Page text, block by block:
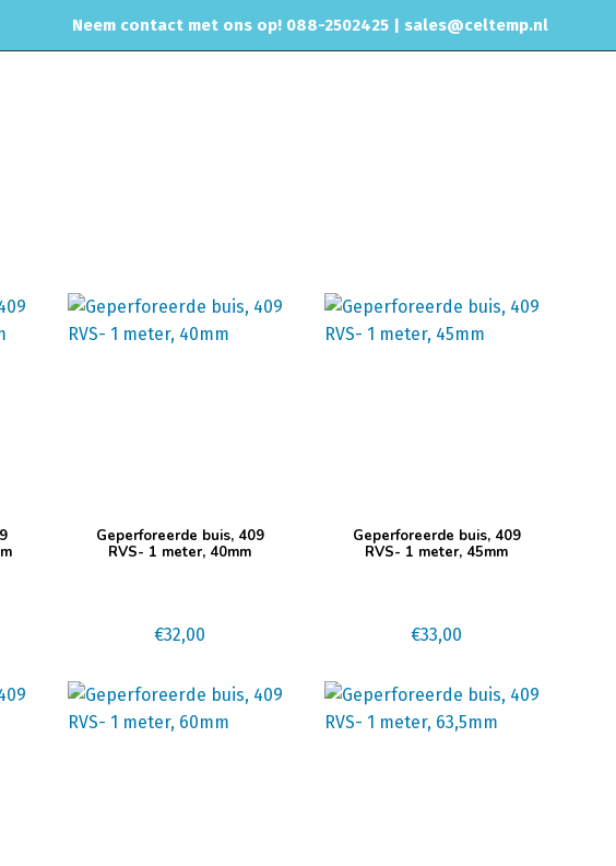
Neem contact met ons op! 088-2502425 | sales@celtemp.nl
Geperforeerde buis, 409
RVS- 1 meter, 40mm
€32,00
Geperforeerde buis, 409
RVS- 1 meter, 45mm
€33,00